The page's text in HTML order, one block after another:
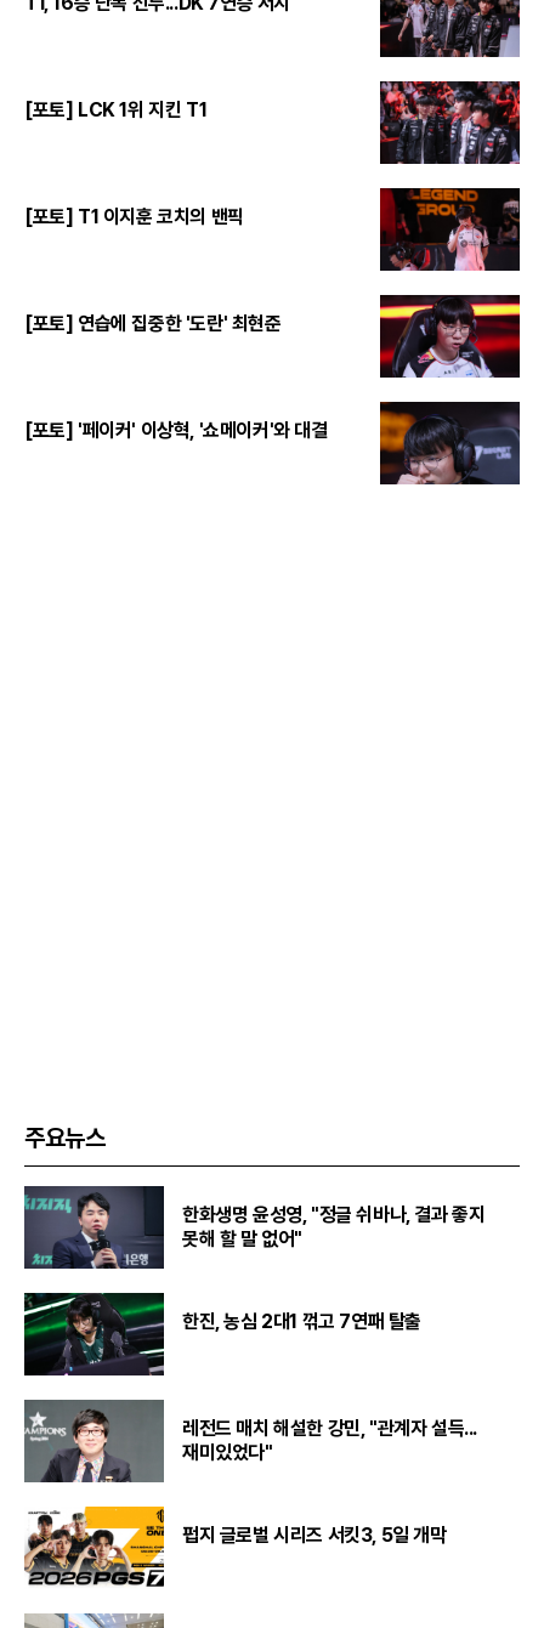
[포토] LCK 1위 지킨 T1
[포토] T1 이지훈 코치의 밴픽
[포토] 연습에 집중한 '도란' 최현준
[포토] '페이커' 이상혁, '쇼메이커'와 대결
주요뉴스
한화생명 윤성영, "정글 쉬바나, 결과 좋지
못해 할 말 없어"
한진, 농심 2대1 꺾고 7연패 탈출
레전드 매치 해설한 강민, "관계자 설득...
재미있었다"
펍지 글로벌 시리즈 서킷3, 5일 개막